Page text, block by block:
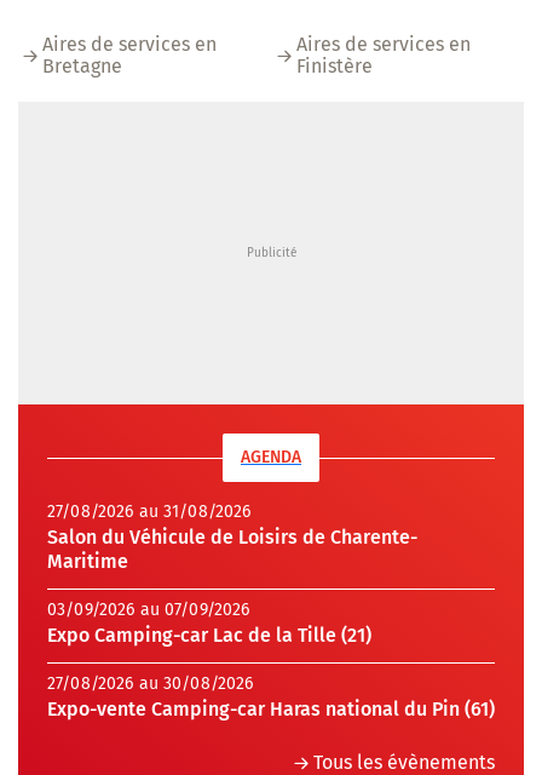
Aires de services en
Bretagne
Aires de services en
Finistère
AGENDA
27/08/2026 au 31/08/2026
Salon du Véhicule de Loisirs de Charente-
Maritime
03/09/2026 au 07/09/2026
Expo Camping-car Lac de la Tille (21)
27/08/2026 au 30/08/2026
Expo-vente Camping-car Haras national du Pin (61)
Tous les évènements